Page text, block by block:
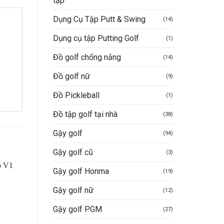
Dụng Cụ Tập Putt & Swing
(14)
Dụng cụ tập Putting Golf (1)
Đồ golf chống nắng (14)
Đồ golf nữ (9)
Đồ Pickleball (1)
Đồ tập golf tại nhà (38)
Gậy golf (94)
Gậy golf cũ (3)
Gậy golf Honma (19)
Gậy golf nữ (12)
Gậy golf PGM (27)